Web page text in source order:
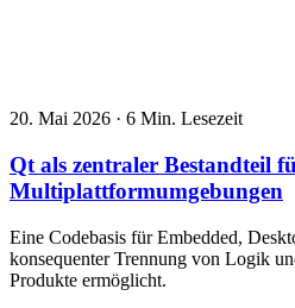
20. Mai 2026 · 6 Min. Lesezeit
Qt als zentraler Bestandteil
Multiplattformumgebungen
Eine Codebasis für Embedded,
konsequenter Trennung von Logik
Produkte ermöglicht.